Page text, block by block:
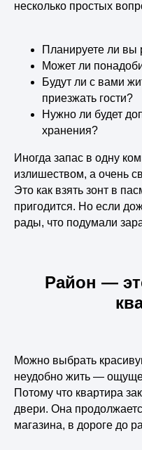
несколько простых
Планируете ли
Может ли
Будут ли с вами
приезжать гости?
Нужно ли будет
хранения?
Иногда запас в одну
излишеством, а очень
Это как взять зонт в
пригодится. Но если
рады, что подумали
Район —
Можно выбрать
неудобно жить —
Потому что квартира
двери. Она
магазина, в дороге до